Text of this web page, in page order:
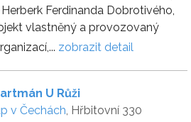
Ferdinanda Dobrotivého,
vlastněný a provozovaný
zobrazit detail
U Růži
v Čechách , Hřbitovní 330